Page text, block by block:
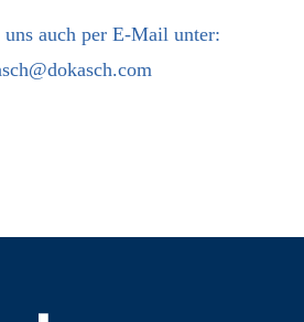
uns auch per E-Mail unter: